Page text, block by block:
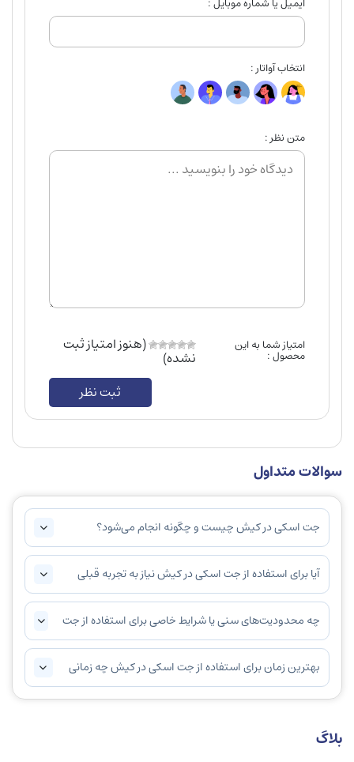
انتخاب آواتار :
متن نظر :
امتیاز شما به این
محصول :
(هنوز امتیاز ثبت
نشده)
ثبت نظر
سوالات متداول
جت اسکی در کیش چیست و چگونه انجام می‌شود؟
آیا برای استفاده از جت اسکی در کیش نیاز به تجربه قبلی
داریم؟
چه محدودیت‌های سنی یا شرایط خاصی برای استفاده از جت
اسکی در کیش وجود دارد؟
بهترین زمان برای استفاده از جت اسکی در کیش چه زمانی
است؟
بلاگ